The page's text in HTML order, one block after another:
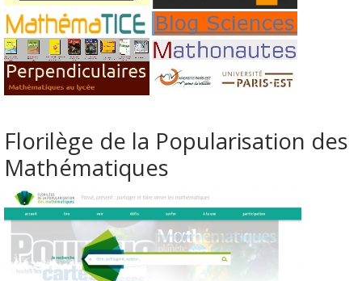
Florilège de la Popularisation des
Mathématiques